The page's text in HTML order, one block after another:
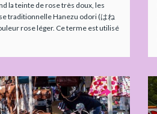
la teinte de rose très doux, les
traditionnelle Hanezu odori (はね
rose léger. Ce terme est utilisé